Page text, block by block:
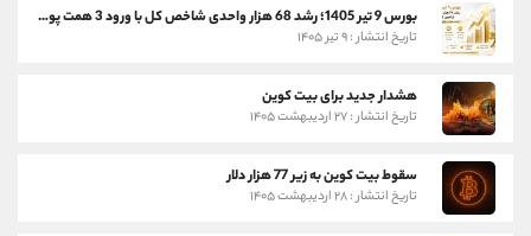
بورس 9 تیر 1405؛ رشد 68 هزار واحدی شاخص کل با ورود 3 همت پول حقیقی
تاریخ انتشار : ۹ تیر ۱۴۰۵
هشدار جدید برای بیت کوین
تاریخ انتشار : ۲۷ اردیبهشت ۱۴۰۵
سقوط بیت کوین به زیر 77 هزار دلار
تاریخ انتشار : ۲۸ اردیبهشت ۱۴۰۵